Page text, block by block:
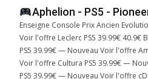
Aphelion - PS5 -
Enseigne Console Prix Ancien
Voir l'offre Leclerc PS5 39.99€ 40.9€
PS5 39.99€ — Nouveau Voir l'offre
Voir l'offre Cultura PS5 39.99€ —
PS5 39.99€ — Nouveau Voir l'offre